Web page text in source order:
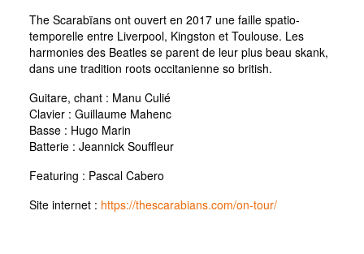
The Scarabïans ont ouvert en 2017 une faille spatio-
temporelle entre Liverpool, Kingston et Toulouse. Les
harmonies des Beatles se parent de leur plus beau skank,
dans une tradition roots occitanienne so british.
Guitare, chant : Manu Culié
Clavier : Guillaume Mahenc
Basse : Hugo Marin
Batterie : Jeannick Souffleur
Featuring : Pascal Cabero
Site internet : https://thescarabians.com/on-tour/